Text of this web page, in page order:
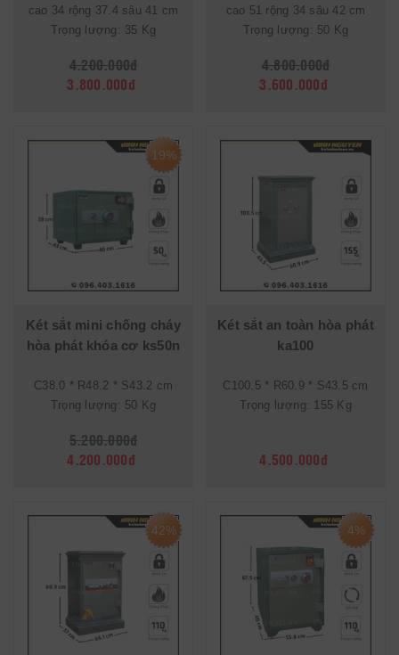
cao 34 rộng 37.4 sâu 41 cm
Trọng lượng: 35 Kg
4.200.000đ
3.800.000đ
cao 51 rộng 34 sâu 42 cm
Trọng lượng: 50 Kg
4.800.000đ
3.600.000đ
19%
Két sắt mini chống cháy
hòa phát khóa cơ ks50n
C38.0 * R48.2 * S43.2 cm
Trọng lượng: 50 Kg
5.200.000đ
4.200.000đ
Két sắt an toàn hòa phát
ka100
C100.5 * R60.9 * S43.5 cm
Trọng lượng: 155 Kg
4.500.000đ
42% 4%